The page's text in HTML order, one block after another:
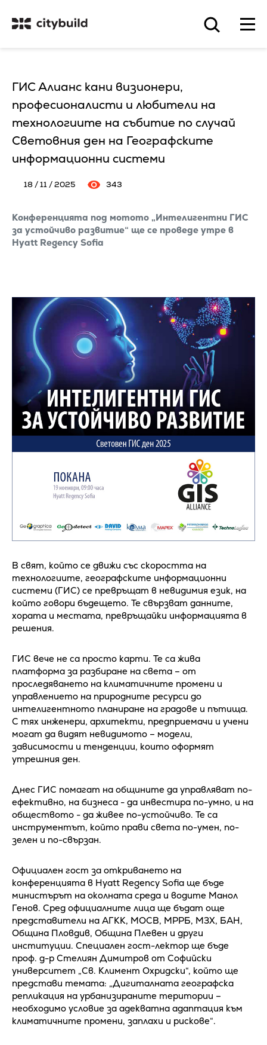
ГИС Алианс кани визионери,
професионалисти и любители на
технологиите на събитие по случай
Световния ден на Географските
информационни системи
18 / 11 / 2025 343
Конференцията под мотото „Интелигентни ГИС
за устойчиво развитие“ ще се проведе утре в
Hyatt Regency Sofiа
В свят, който се движи със скоростта на
технологиите, географските информационни
системи (ГИС) се превръщат в невидимия език, на
който говори бъдещето. Те свързват данните,
хората и местата, превръщайки информацията в
решения.
ГИС вече не са просто карти. Те са жива
платформа за разбиране на света – от
проследяването на климатичните промени и
управлението на природните ресурси до
интелигентното планиране на градове и пътища.
С тях инженери, архитекти, предприемачи и учени
могат да видят невидимото – модели,
зависимости и тенденции, които оформят
утрешния ден.
Днес ГИС помагат на общините да управляват по-
ефективно, на бизнеса - да инвестира по-умно, и на
обществото - да живее по-устойчиво. Те са
инструментът, който прави света по-умен, по-
зелен и по-свързан.
Официален гост за откриването на
конференцията в Hyatt Regency Sofia ще бъде
министърът на околната среда и водите Манол
Генов. Сред официалните лица ще бъдат още
представители на АГКК, МОСВ, МРРБ, МЗХ, БАН,
Община Пловдив, Община Плевен и други
институции. Специален гост-лектор ще бъде
проф. д-р Стелиян Димитров от Софийски
университет „Св. Климент Охридски“, който ще
представи темата: „Дигиталната географска
репликация на урбанизираните територии –
необходимо условие за адекватна адаптация към
климатичните промени, заплахи и рискове“.